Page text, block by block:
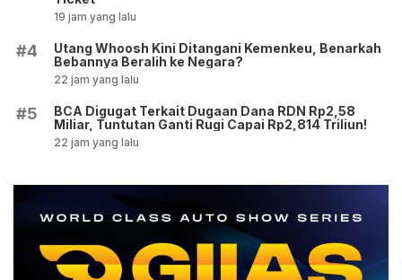
19 jam yang lalu
#4
Utang Whoosh Kini Ditangani Kemenkeu, Benarkah
Bebannya Beralih ke Negara?
22 jam yang lalu
#5
BCA Digugat Terkait Dugaan Dana RDN Rp2,58
Miliar, Tuntutan Ganti Rugi Capai Rp2,814 Triliun!
22 jam yang lalu